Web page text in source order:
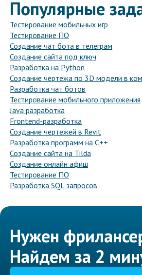
Популярные
Тестирование мобильных игр
Тестирование ПО
Создание чат бота в телеграм
Создание сайта под ключ
Разработка на Python
Создание чертежа по 3D модели в
Разработка чат ботов
Тестирование мобильного приложения
Java разработка
Frontend-разработка
Создание чертежей в Revit
Разработка программ на C++
Создание сайта на Tilda
Создание онлайн афиш
Тестирование ПО
Разработка SQL запросов
Нужен
Найдем за 2